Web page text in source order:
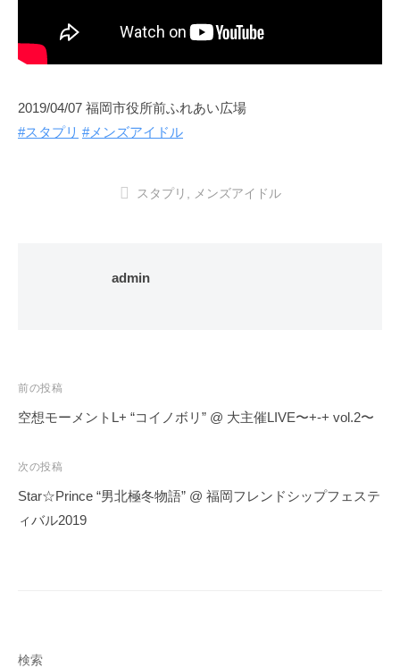
2019/04/07 福岡市役所前ふれあい広場
#スタプリ #メンズアイドル
スタプリ メンズアイドル
admin
投
稿
ビ
ゲ
ー
前の投稿
空想モーメントL+ “コイノボリ” @ 大主催LIVE〜+-+ vol.2〜
次の投稿
Star☆Prince “男北極冬物語” @ 福岡フレンドシップフェステ
ィバル2019
検索